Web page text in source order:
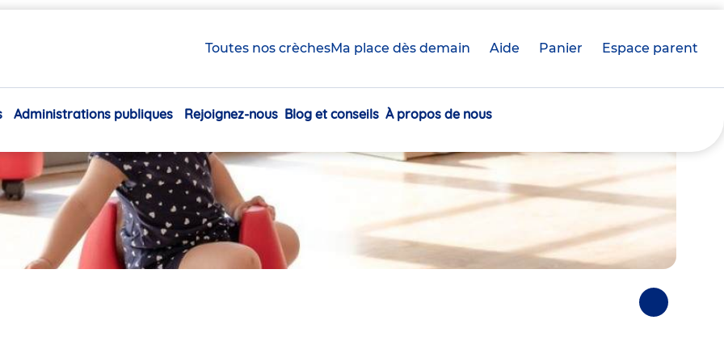
Toutes nos crèchesMa place dès demain Aide Panier crèche(s)
Espace parent
Navigation
Administrations publiques Rejoignez-nous Blog et conseils À propos de nous
Photos
suivantes